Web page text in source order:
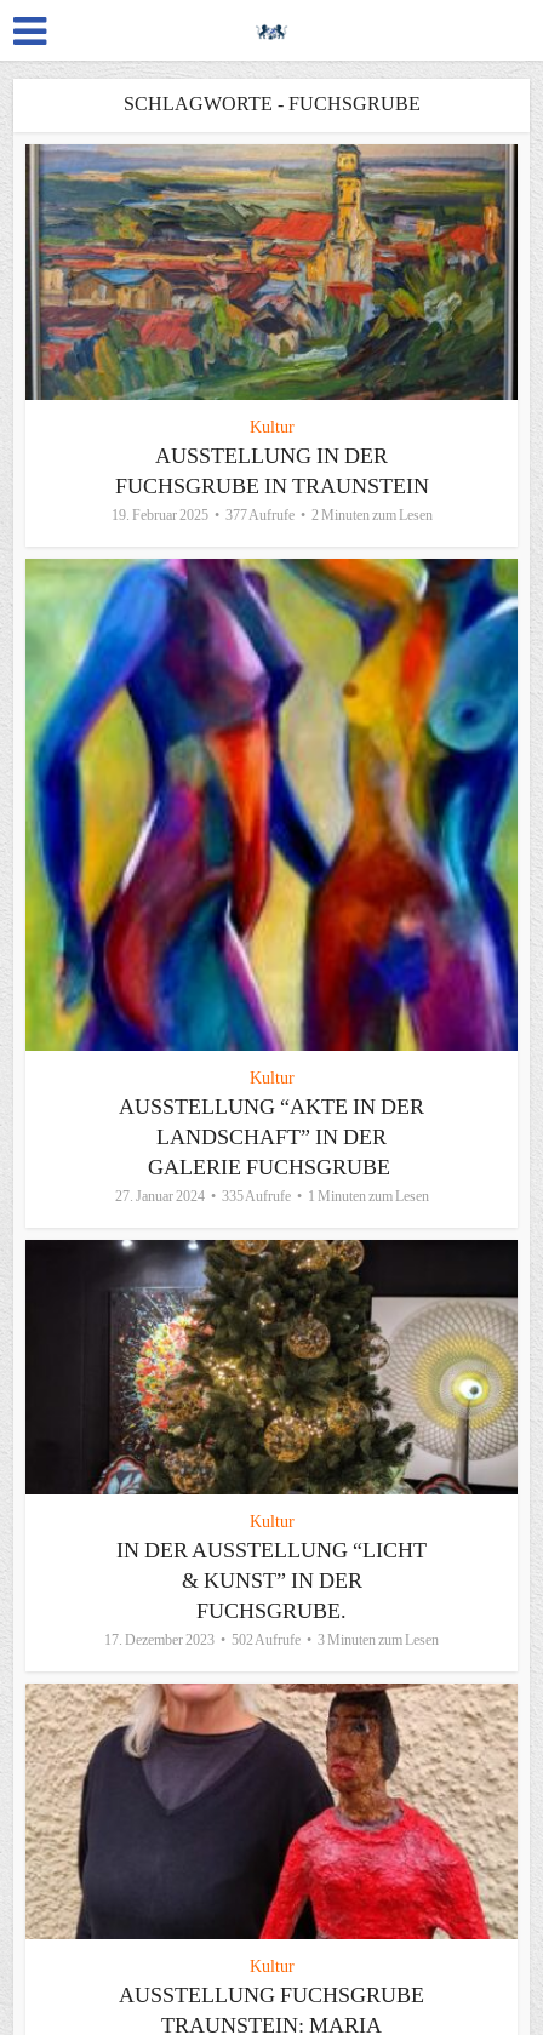
SCHLAGWORTE - FUCHSGRUBE
Kultur
AUSSTELLUNG IN DER
FUCHSGRUBE IN TRAUNSTEIN
19. Februar 2025 377 Aufrufe 2 Minuten zum Lesen
Kultur
AUSSTELLUNG “AKTE IN DER
LANDSCHAFT” IN DER
GALERIE FUCHSGRUBE
27. Januar 2024 335 Aufrufe 1 Minuten zum Lesen
Kultur
IN DER AUSSTELLUNG “LICHT
& KUNST” IN DER
FUCHSGRUBE.
17. Dezember 2023 502 Aufrufe 3 Minuten zum Lesen
Kultur
AUSSTELLUNG FUCHSGRUBE
TRAUNSTEIN: MARIA